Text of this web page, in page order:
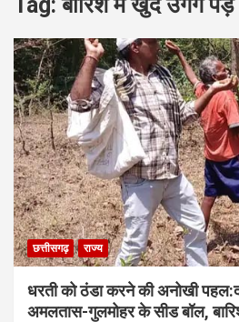
छत्तीसगढ़ राज्य
धरती को ठंडा करने की अनोखी
अमलतास-गुलमोहर के सीड बॉल,